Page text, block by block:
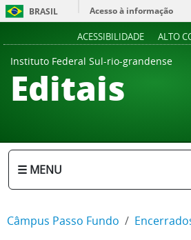
BRASIL
Acesso à informação
ACESSIBILIDADE ALTO
Instituto Federal Sul-rio-grandense
Editais
☰ MENU
Câmpus Passo Fundo